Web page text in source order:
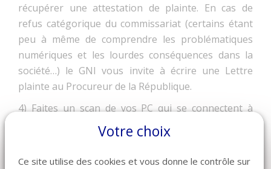
récupérer une attestation de plainte. En cas de
refus catégorique du commissariat (certains étant
peu à même de comprendre les problématiques
numériques et les lourdes conséquences dans la
société…) le GNI vous invite à écrire une Lettre
plainte au Procureur de la République.
4) Faites un scan de vos PC qui se connectent à
l’extranet Booking.com et changez vos mots de
•Si en revanche vous êtes allés au-delà de payer
Votre choix
Ce site utilise des cookies et vous donne le contrôle sur